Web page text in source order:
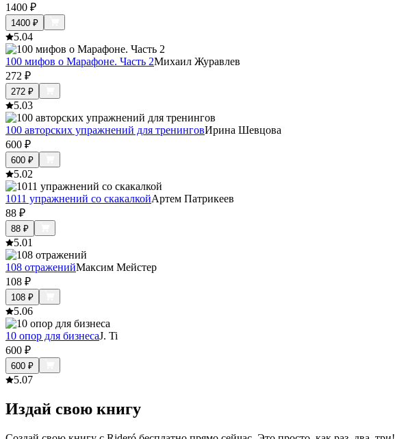
1400 ₽
1400 ₽
5.04
100 мифов о Марафоне. Часть 2Михаил Журавлев
272 ₽
272 ₽
5.03
100 авторских упражнений для тренинговИрина Шевцова
600 ₽
600 ₽
5.02
1011 упражнений со скакалкойАртем Патрикеев
88 ₽
88 ₽
5.01
108 отраженийМаксим Мейстер
108 ₽
108 ₽
5.06
10 опор для бизнесаJ. Ti
600 ₽
600 ₽
5.07
Издай свою книгу